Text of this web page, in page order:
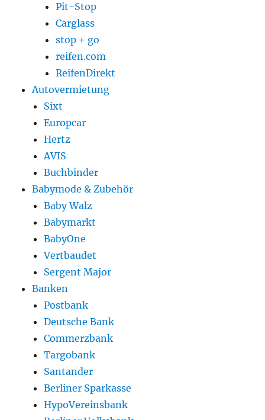
Pit-Stop
Carglass
stop + go
reifen.com
ReifenDirekt
Autovermietung
Sixt
Europcar
Hertz
AVIS
Buchbinder
Babymode & Zubehör
Baby Walz
Babymarkt
BabyOne
Vertbaudet
Sergent Major
Banken
Postbank
Deutsche Bank
Commerzbank
Targobank
Santander
Berliner Sparkasse
HypoVereinsbank